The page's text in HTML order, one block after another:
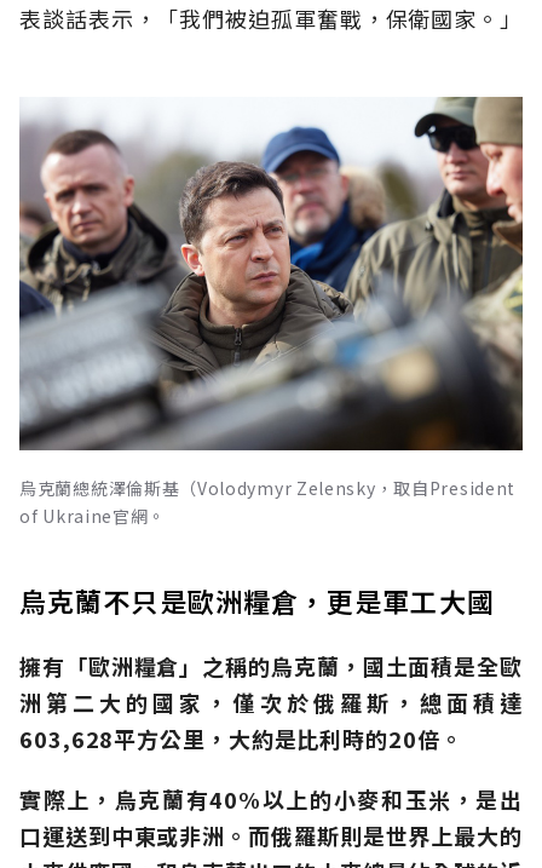
表談話表示，「我們被迫孤軍奮戰，保衛國家。」
烏克蘭總統澤倫斯基（Volodymyr Zelensky，取自President
of Ukraine官網。
烏克蘭不只是歐洲糧倉，更是軍工大國
擁有「歐洲糧倉」之稱的烏克蘭，國土面積是全歐
洲第二大的國家，僅次於俄羅斯，總面積達
603,628平方公里，大約是比利時的20倍。
實際上，烏克蘭有40%以上的小麥和玉米，是出
口運送到中東或非洲。而俄羅斯則是世界上最大的